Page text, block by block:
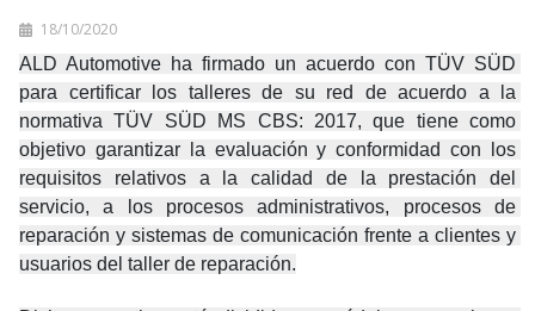
18/10/2020
ALD Automotive ha firmado un acuerdo con TÜV SÜD
para certificar los talleres de su red de acuerdo a la
normativa TÜV SÜD MS CBS: 2017, que tiene como
objetivo garantizar la evaluación y conformidad con los
requisitos relativos a la calidad de la prestación del
servicio, a los procesos administrativos, procesos de
reparación y sistemas de comunicación frente a clientes y
usuarios del taller de reparación.